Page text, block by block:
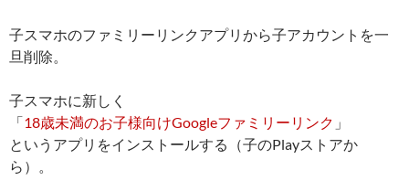
子スマホのファミリーリンクアプリから子アカウントを一
旦削除。
子スマホに新しく
「18歳未満のお子様向けGoogleファミリーリンク 」
というアプリをインストールする（子のPlayストアか
ら）。